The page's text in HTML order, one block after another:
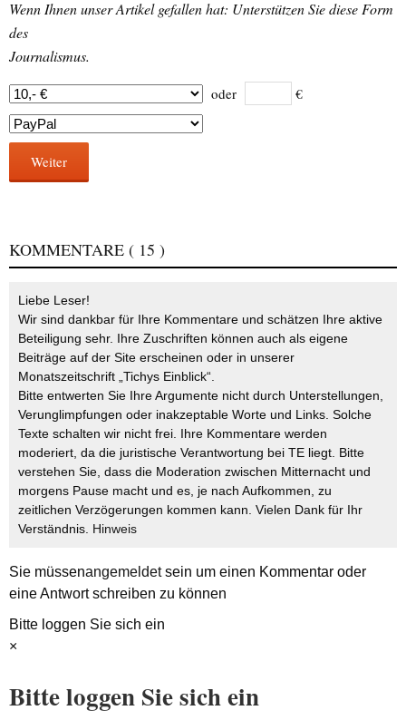
Wenn Ihnen unser Artikel gefallen hat: Unterstützen Sie diese Form
des
Journalismus.
oder €
Weiter
KOMMENTARE ( 15 )
Liebe Leser!
Wir sind dankbar für Ihre Kommentare und schätzen Ihre aktive
Beteiligung sehr. Ihre Zuschriften können auch als eigene
Beiträge auf der Site erscheinen oder in unserer
Monatszeitschrift „Tichys Einblick“.
Bitte entwerten Sie Ihre Argumente nicht durch Unterstellungen,
Verunglimpfungen oder inakzeptable Worte und Links. Solche
Texte schalten wir nicht frei. Ihre Kommentare werden
moderiert, da die juristische Verantwortung bei TE liegt. Bitte
verstehen Sie, dass die Moderation zwischen Mitternacht und
morgens Pause macht und es, je nach Aufkommen, zu
zeitlichen Verzögerungen kommen kann. Vielen Dank für Ihr
Verständnis. Hinweis
Sie müssenangemeldetsein um einen Kommentar oder
eine Antwort schreiben zu können
Bitte loggen Sie sich ein
×
Bitte loggen Sie sich ein